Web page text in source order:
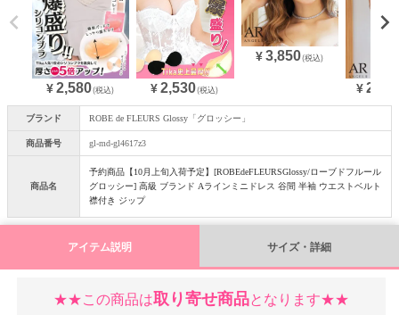
OriginalBrand
¥ 2,580(税込) ¥ 2,530(税込)
¥3,850(税込)
¥
ブランド ROBE de FLEURS Glossy「グロッシー」
商品番号 gl-md-gl4617z3
商品名
予約商品【10月上旬入荷予定】[ROBEdeFLEURSGlossy/ローブドフルール
グロッシー] 高級 ブランド Aラインミニドレス 谷間 半袖 ウエストベルト
襟付き ジップ
アイテム説明 サイズ・詳細
★★この商品は取り寄せ商品となります★★